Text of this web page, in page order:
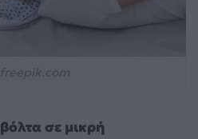
σε μικρή